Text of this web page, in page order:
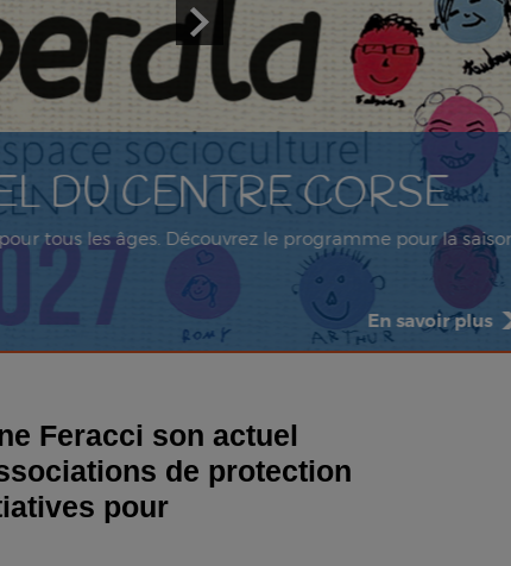
CORSE
le programme pour la saison
En savoir plus
Feracci son actuel
de protection
pour